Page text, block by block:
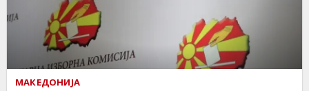
МАКЕДОНИЈА